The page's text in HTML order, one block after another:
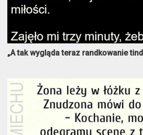
„A tak wygląda teraz randkowanie